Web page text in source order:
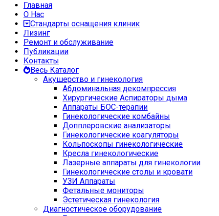
Главная
О Нас
Стандарты оснащения клиник
Лизинг
Ремонт и обслуживание
Публикации
Контакты
Весь Каталог
Акушерство и гинекология
Абдоминальная декомпрессия
Хирургические Аспираторы дыма
Аппараты БОС-терапии
Гинекологические комбайны
Допплеровские анализаторы
Гинекологические коагуляторы
Кольпоскопы гинекологические
Кресла гинекологические
Лазерные аппараты для гинекологии
Гинекологические столы и кровати
УЗИ Аппараты
Фетальные мониторы
Эстетическая гинекология
Диагностическое оборудование